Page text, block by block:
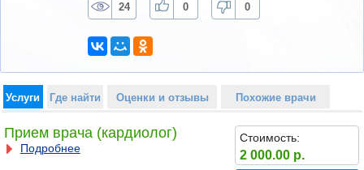
24 0 0
Услуги Где найти Оценки и отзывы Похожие врачи
Прием врача (кардиолог)
Подробнее
Стоимость:
2 000.00 р.